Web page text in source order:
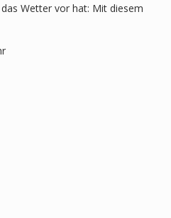
Wetter vor hat: Mit diesem